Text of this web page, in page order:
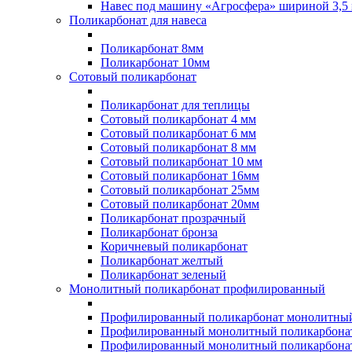
Навес под машину «Агросфера» шириной 3,5
Поликарбонат для навеса
Поликарбонат 8мм
Поликарбонат 10мм
Сотовый поликарбонат
Поликарбонат для теплицы
Сотовый поликарбонат 4 мм
Сотовый поликарбонат 6 мм
Сотовый поликарбонат 8 мм
Сотовый поликарбонат 10 мм
Сотовый поликарбонат 16мм
Сотовый поликарбонат 25мм
Сотовый поликарбонат 20мм
Поликарбонат прозрачный
Поликарбонат бронза
Коричневый поликарбонат
Поликарбонат желтый
Поликарбонат зеленый
Монолитный поликарбонат профилированный
Профилированный поликарбонат
Профилированный монолитный
Профилированный монолитный